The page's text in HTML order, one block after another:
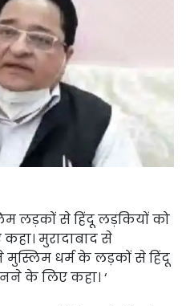
लड़कों से हिंदू लड़कियों को
मुरादाबाद से
मुस्लिम धर्म के लड़कों से हिंदू
के लिए कहा। ‘